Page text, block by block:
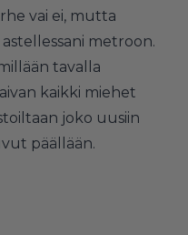
vai ei, mutta
metroon.
tavalla
kaikki miehet
joko uusiin
päällään.